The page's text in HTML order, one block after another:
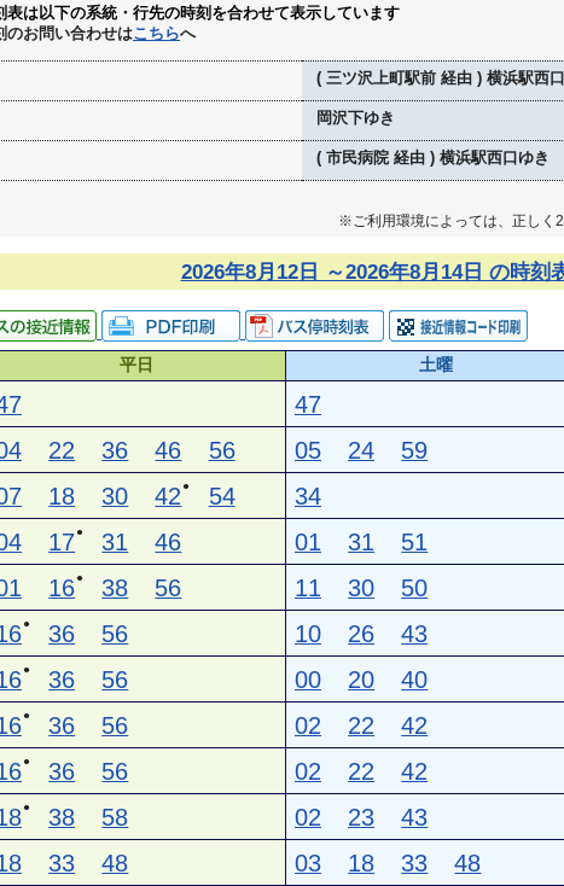
は以下の系統・行先の時刻を合わせて表示しています
のお問い合わせはこちらへ
( 三ツ沢上町駅前 経由 ) 横浜駅西
岡沢下ゆき
( 市民病院 経由 ) 横浜駅西口ゆき
※ご利用環境によっては、正しく
2026年8月12日 ～2026年8月14日 の時刻
平日 土曜
47
22 36 46 56 05 24 59
18 30 42 ● 54 34
17● 31 46 01 31 51
16● 38 56 11 30 50
● 36 56 10 26 43
● 36 56 00 20 40
● 36 56 02 22 42
● 36 56 02 22 42
● 38 58 02 23 43
33 48 03 18 33 48